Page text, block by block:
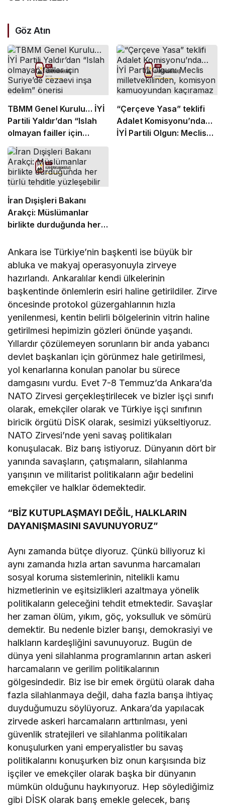
Göz Atın
TBMM Genel Kurulu… İYİ
Partili Yaldır’dan “Islah
olmayan failler için
Suriye’de cezaevi inşa
edelim” önerisi
“Çerçeve Yasa” teklifi
Adalet Komisyonu’nda…
İYİ Partili Olgun: Meclis
İran Dışişleri Bakanı
Arakçi: Müslümanlar
birlikte durduğunda her
​Ankara ise Türkiye’nin başkenti ise büyük bir
abluka ve makyaj operasyonuyla zirveye
hazırlandı. Ankaralılar kendi ülkelerinin
başkentinde önlemlerin esiri haline getirildiler. Zirve
öncesinde protokol güzergahlarının hızla
yenilenmesi, kentin belirli bölgelerinin vitrin haline
getirilmesi hepimizin gözleri önünde yaşandı.
Yıllardır çözülemeyen sorunların bir anda yabancı
devlet başkanları için görünmez hale getirilmesi,
yol kenarlarına konulan panolar bu sürece
damgasını vurdu. Evet 7-8 Temmuz’da Ankara’da
NATO Zirvesi gerçekleştirilecek ve bizler işçi sınıfı
olarak, emekçiler olarak ve Türkiye işçi sınıfının
biricik örgütü DİSK olarak, sesimizi yükseltiyoruz.
NATO Zirvesi’nde yeni savaş politikaları
konuşulacak. Biz barış istiyoruz. Dünyanın dört bir
yanında savaşların, çatışmaların, silahlanma
yarışının ve militarist politikaların ağır bedelini
emekçiler ve halklar ödemektedir.
“BİZ KUTUPLAŞMAYI DEĞİL, HALKLARIN
DAYANIŞMASINI SAVUNUYORUZ”
​Aynı zamanda bütçe diyoruz. Çünkü biliyoruz ki
aynı zamanda hızla artan savunma harcamaları
sosyal koruma sistemlerinin, nitelikli kamu
hizmetlerinin ve eşitsizlikleri azaltmaya yönelik
politikaların geleceğini tehdit etmektedir. Savaşlar
her zaman ölüm, yıkım, göç, yoksulluk ve sömürü
demektir. Bu nedenle bizler barışı, demokrasiyi ve
halkların kardeşliğini savunuyoruz. Bugün de
dünya yeni silahlanma programlarının artan askeri
harcamaların ve gerilim politikalarının
gölgesindedir. Biz ise bir emek örgütü olarak daha
fazla silahlanmaya değil, daha fazla barışa ihtiyaç
duyduğumuzu söylüyoruz. Ankara’da yapılacak
zirvede askeri harcamaların arttırılması, yeni
güvenlik stratejileri ve silahlanma politikaları
konuşulurken yani emperyalistler bu savaş
politikalarını konuşurken biz onun karşısında biz
işçiler ve emekçiler olarak başka bir dünyanın
mümkün olduğunu haykırıyoruz. Hep söylediğimiz
gibi DİSK olarak barış emekle gelecek, barış